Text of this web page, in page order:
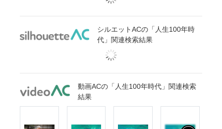
シルエットACの「人生100年時
代」関連検索結果
動画ACの「人生100年時代」関連検索
結果